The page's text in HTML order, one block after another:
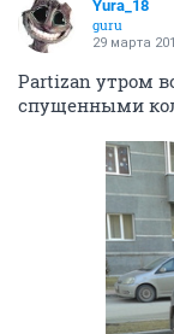
Yura_18
guru
29 марта
Partizan утром
спущенными